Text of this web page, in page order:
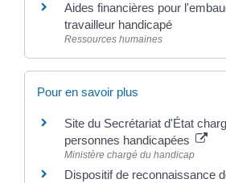
Aides financières pour
travailleur handicapé
Ressources humaines
Pour en savoir plus
Site du Secrétariat d'État
personnes handicapées
Ministère chargé du handicap
Dispositif de reconnaissance